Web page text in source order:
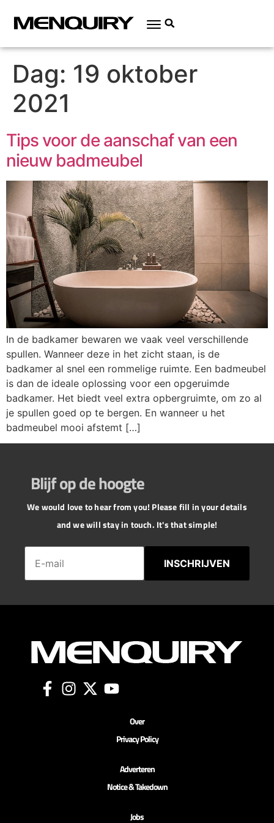
Dag: 19 oktober
2021
Tips voor de aanschaf van een
nieuw badmeubel
In de badkamer bewaren we vaak veel verschillende
spullen. Wanneer deze in het zicht staan, is de
badkamer al snel een rommelige ruimte. Een badmeubel
is dan de ideale oplossing voor een opgeruimde
badkamer. Het biedt veel extra opbergruimte, om zo al
je spullen goed op te bergen. En wanneer u het
badmeubel mooi afstemt […]
Blijf op de hoogte
We would love to hear from you! Please fill in your details
and we will stay in touch. It's that simple!
INSCHRIJVEN
Over
Privacy Policy
Adverteren
Notice & Takedown
Jobs